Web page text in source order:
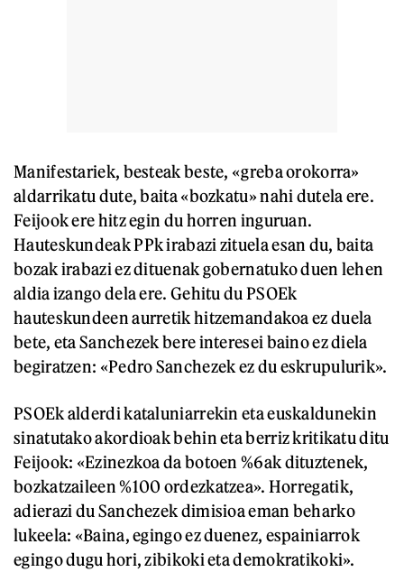
Manifestariek, besteak beste, «greba orokorra»
aldarrikatu dute, baita «bozkatu» nahi dutela ere.
Feijook ere hitz egin du horren inguruan.
Hauteskundeak PPk irabazi zituela esan du, baita
bozak irabazi ez dituenak gobernatuko duen lehen
aldia izango dela ere. Gehitu du PSOEk
hauteskundeen aurretik hitzemandakoa ez duela
bete, eta Sanchezek bere interesei baino ez diela
begiratzen: «Pedro Sanchezek ez du eskrupulurik».
PSOEk alderdi kataluniarrekin eta euskaldunekin
sinatutako akordioak behin eta berriz kritikatu ditu
Feijook: «Ezinezkoa da botoen %6ak dituztenek,
bozkatzaileen %100 ordezkatzea». Horregatik,
adierazi du Sanchezek dimisioa eman beharko
lukeela: «Baina, egingo ez duenez, espainiarrok
egingo dugu hori, zibikoki eta demokratikoki».